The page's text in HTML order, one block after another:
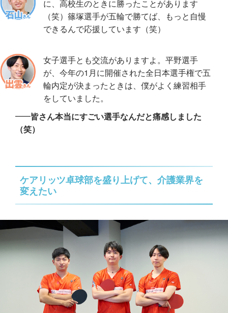
に、高校生のときに勝ったことがあります
（笑）篠塚選手が五輪で勝てば、もっと自慢
できるんで応援しています（笑）
女子選手とも交流がありますよ。平野選手
が、今年の1月に開催された全日本選手権で五
輪内定が決まったときは、僕がよく練習相手
をしていました。
皆さん本当にすごい選手なんだと痛感しました
（笑）
ケアリッツ卓球部を盛り上げて、介護業界を
変えたい